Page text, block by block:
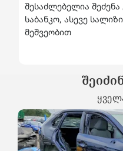
შესაძლებელია
საბანკო, ასევე
მეშვეობით